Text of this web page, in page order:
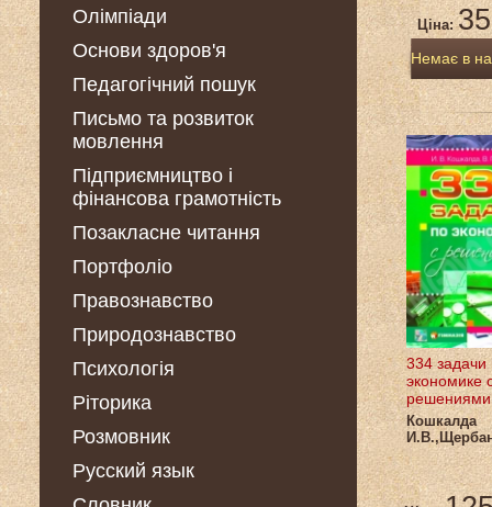
Олімпіади
Основи здоров'я
Педагогічний пошук
Письмо та розвиток
мовлення
Підприємництво і
фінансова грамотність
Позакласне читання
Портфоліо
Правознавство
Природознавство
Психологія
Ріторика
Розмовник
Русский язык
Ціна:
Немає в
334 задачи
экономике
решениями
Кошкалда